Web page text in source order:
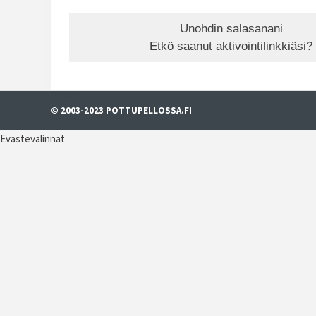
Unohdin salasanani
Etkö saanut aktivointilinkkiäsi?
© 2003-2023 POTTUPELLOSSA.FI
Evästevalinnat